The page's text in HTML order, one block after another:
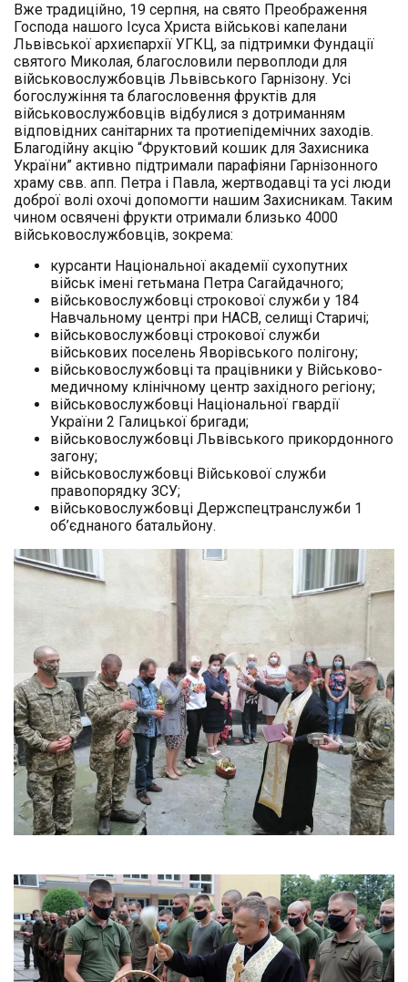
Вже традиційно, 19 серпня, на свято Преображення
Господа нашого Ісуса Христа військові капелани
Львівської архиєпархії УГКЦ, за підтримки Фундації
святого Миколая, благословили первоплоди для
військовослужбовців Львівського Гарнізону. Усі
богослужіння та благословення фруктів для
військовослужбовців відбулися з дотриманням
відповідних санітарних та протиепідемічних заходів.
Благодійну акцію “Фруктовий кошик для Захисника
України” активно підтримали парафіяни Гарнізонного
храму свв. апп. Петра і Павла, жертводавці та усі люди
доброї волі охочі допомогти нашим Захисникам. Таким
чином освячені фрукти отримали близько 4000
військовослужбовців, зокрема:
курсанти Національної академії сухопутних
військ імені гетьмана Петра Сагайдачного;
військовослужбовці строкової служби у 184
Навчальному центрі при НАСВ, селищі Старичі;
військовослужбовці строкової служби
військових поселень Яворівського полігону;
військовослужбовці та працівники у Військово-
медичному клінічному центр західного регіону;
військовослужбовці Національної гвардії
України 2 Галицької бригади;
військовослужбовці Львівського прикордонного
загону;
військовослужбовці Військової служби
правопорядку ЗСУ;
військовослужбовці Держспецтранслужби 1
об’єднаного батальйону.